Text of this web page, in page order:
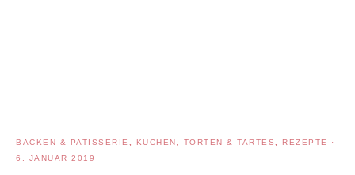
BACKEN & PATISSERIE KUCHEN, TORTEN & TARTES REZEPTE
·
6. JANUAR 2019